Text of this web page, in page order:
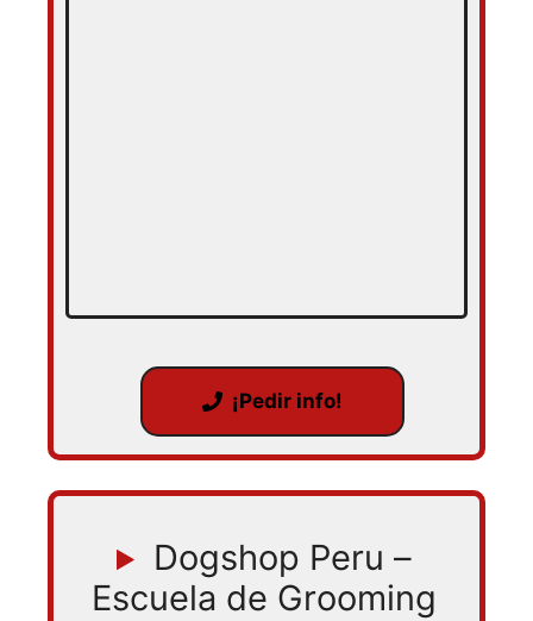
¡Pedir info!
Dogshop Peru –
Escuela de Grooming